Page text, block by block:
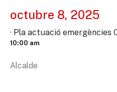
octubre 8, 2025
· Pla actuació emergències
10:00 am
Alcalde